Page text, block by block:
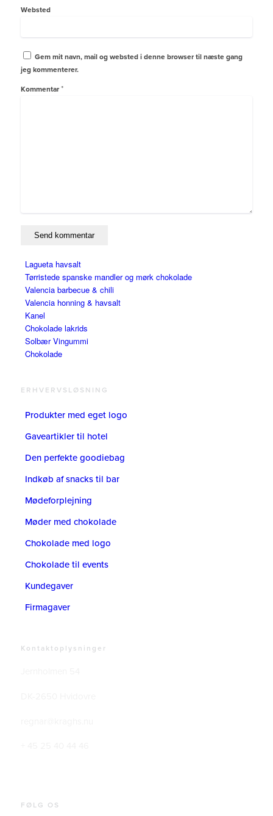
Websted
Gem mit navn, mail og websted i denne browser til næste gang
jeg kommenterer.
Kommentar *
Lagueta havsalt
Tørristede spanske mandler og mørk chokolade
Valencia barbecue & chili
Valencia honning & havsalt
Kanel
Chokolade lakrids
Solbær Vingummi
Chokolade
ERHVERVSLØSNING
Produkter med eget logo
Gaveartikler til hotel
Den perfekte goodiebag
Indkøb af snacks til bar
Mødeforplejning
Møder med chokolade
Chokolade med logo
Chokolade til events
Kundegaver
Firmagaver
Kontaktoplysninger
FØLG OS